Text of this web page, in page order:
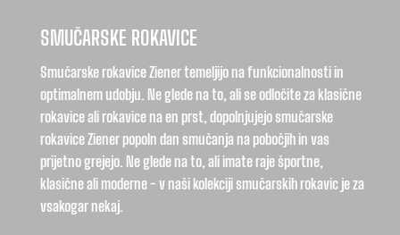
SMUČARSKE ROKAVICE
Smučarske rokavice Ziener temeljijo na funkcionalnosti in
optimalnem udobju. Ne glede na to, ali se odločite za klasične
rokavice ali rokavice na en prst, dopolnjujejo smučarske
rokavice Ziener popoln dan smučanja na pobočjih in vas
prijetno grejejo. Ne glede na to, ali imate raje športne,
klasične ali moderne - v naši kolekciji smučarskih rokavic je za
vsakogar nekaj.